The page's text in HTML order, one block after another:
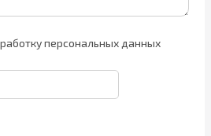
персональных данных